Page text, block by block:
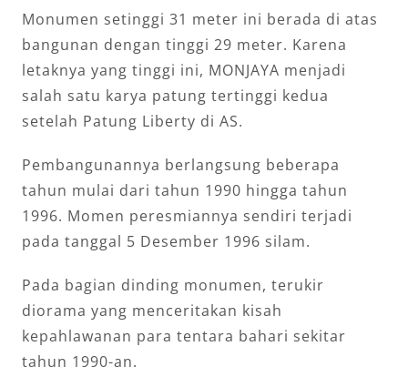
Monumen setinggi 31 meter ini berada di atas
bangunan dengan tinggi 29 meter. Karena
letaknya yang tinggi ini, MONJAYA menjadi
salah satu karya patung tertinggi kedua
setelah Patung Liberty di AS.
Pembangunannya berlangsung beberapa
tahun mulai dari tahun 1990 hingga tahun
1996. Momen peresmiannya sendiri terjadi
pada tanggal 5 Desember 1996 silam.
Pada bagian dinding monumen, terukir
diorama yang menceritakan kisah
kepahlawanan para tentara bahari sekitar
tahun 1990-an.